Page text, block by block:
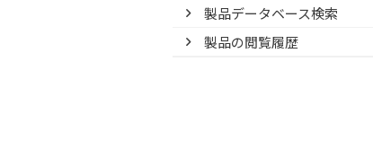
製品データベース検索
製品の閲覧履歴